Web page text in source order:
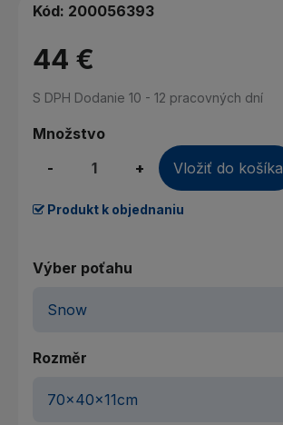
Kód: 200056393
44 €
S DPH Dodanie 10 - 12 pracovných dní
Množstvo
-
+ Vložiť do košíka
Produkt k objednaniu
Výber poťahu
Rozměr